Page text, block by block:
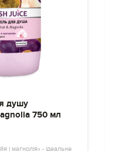
душу
750 мл
і магнолія» - ідеальне